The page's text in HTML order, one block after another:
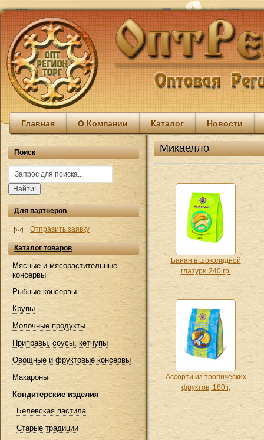
Главная О Компании Каталог Новости
Поиск
Для партнеров
Отправить заявку
Каталог товаров
Мясные и мясорастительные
консервы
Рыбные консервы
Крупы
Молочные продукты
Приправы, соусы, кетчупы
Овощные и фруктовые консервы
Макароны
Кондитерские изделия
Белевская пастила
Старые традиции
Микаелло
Банан в шоколадной
глазури 240 гр.
Ассорти из тропических
фруктов, 180 г,